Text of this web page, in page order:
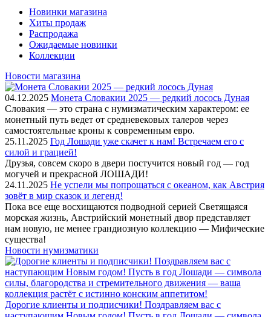
Новинки магазина
Хиты продаж
Распродажа
Ожидаемые новинки
Коллекции
Новости магазина
04.12.2025 Монета Словакии 2025 — редкий лосось Дуная
Словакия — это страна с нумизматическим характером: ее
монетный путь ведет от средневековых талеров через
самостоятельные кроны к современным евро.
25.11.2025 Год Лошади уже скачет к нам! Встречаем его с
силой и грацией!
Друзья, совсем скоро в двери постучится новый год — год
могучей и прекрасной ЛОШАДИ!
24.11.2025 Не успели мы попрощаться с океаном, как Австрия
зовёт в мир сказок и легенд!
Пока все еще восхищаются подводной серией Светящаяся
морская жизнь, Австрийский монетный двор представляет
нам новую, не менее грандиозную коллекцию — Мифические
существа!
Новости нумизматики
Дорогие клиенты и подписчики! Поздравляем вас с